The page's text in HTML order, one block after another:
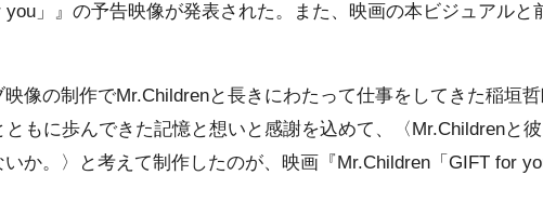
」』の予告映像が発表された。また、映画の本ビジュアルと
像の制作でMr.Childrenと⻑きにわたって仕事をしてきた稲垣
もに歩んできた記憶と想いと感謝を込めて、〈Mr.Childrenと
か。〉と考えて制作したのが、映画『Mr.Children「GIFT for